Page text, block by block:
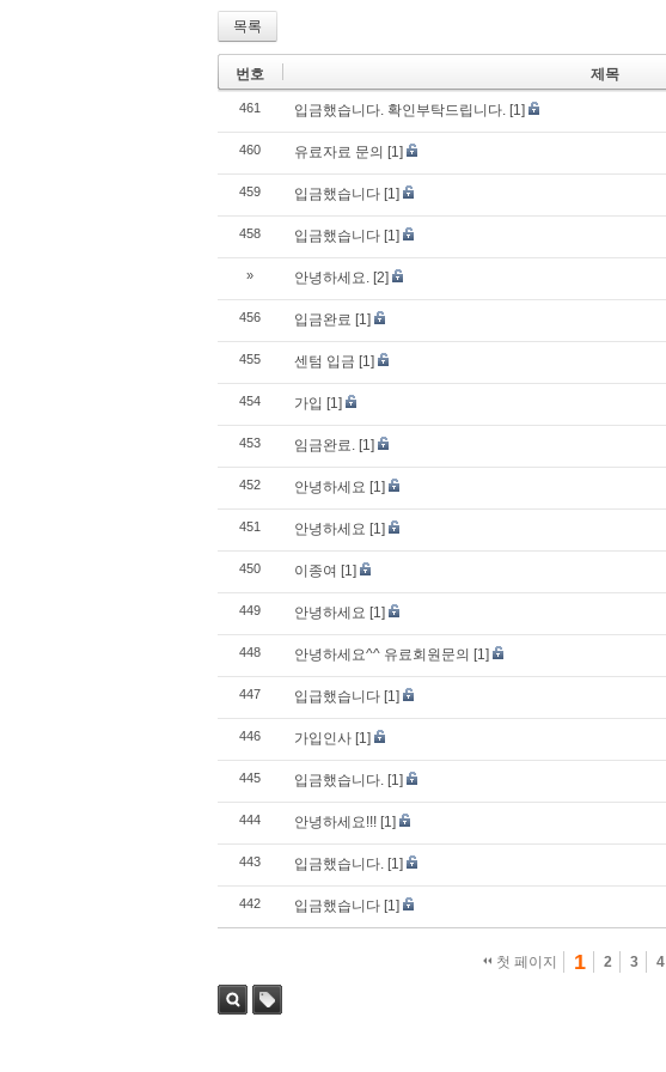
목록
번호 제목
461 입금했습니다. 확인부탁드립니다. [1]
460 유료자료 문의 [1]
459 입금했습니다 [1]
458 입금했습니다 [1]
» 안녕하세요. [2]
456 입금완료 [1]
455 센텀 입금 [1]
454 가입 [1]
453 임금완료. [1]
452 안녕하세요 [1]
451 안녕하세요 [1]
450 이종여 [1]
449 안녕하세요 [1]
448 안녕하세요^^ 유료회원문의 [1]
447 입급했습니다 [1]
446 가입인사 [1]
445 입금했습니다. [1]
444 안녕하세요!!! [1]
443 입금했습니다. [1]
442 입금했습니다 [1]
첫 페이지 1 2 3 4